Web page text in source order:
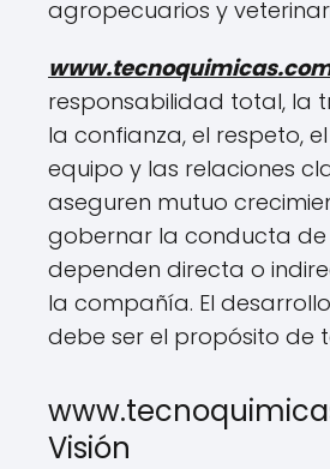
agropecuarios y
responsabilidad total, la
la confianza, el respeto,
equipo y las relaciones
aseguren mutuo
gobernar la conducta de
dependen directa o
la compañía. El
debe ser el propósito de
Visión